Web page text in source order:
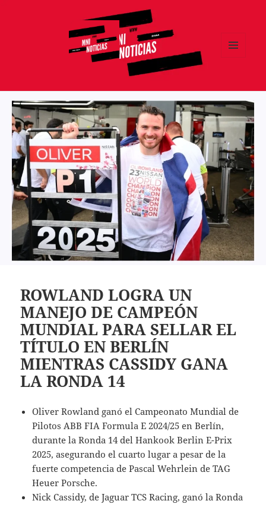
ROWLAND LOGRA UN
MANEJO DE CAMPEÓN
MUNDIAL PARA SELLAR EL
TÍTULO EN BERLÍN
MIENTRAS CASSIDY GANA
LA RONDA 14
Oliver Rowland ganó el Campeonato Mundial de
Pilotos ABB FIA Formula E 2024/25 en Berlín,
durante la Ronda 14 del Hankook Berlin E-Prix
2025, asegurando el cuarto lugar a pesar de la
fuerte competencia de Pascal Wehrlein de TAG
Heuer Porsche.
Nick Cassidy, de Jaguar TCS Racing, ganó la Ronda